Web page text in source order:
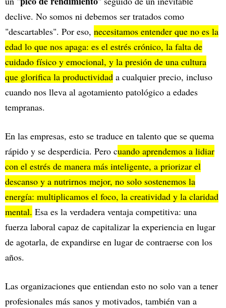
declive. No somos ni debemos ser tratados como
"descartables". Por eso, necesitamos entender que no es la
edad lo que nos apaga: es el estrés crónico, la falta de
cuidado físico y emocional, y la presión de una cultura
que glorifica la productividad a cualquier precio, incluso
cuando nos lleva al agotamiento patológico a edades
tempranas.
En las empresas, esto se traduce en talento que se quema
rápido y se desperdicia. Pero cuando aprendemos a lidiar
con el estrés de manera más inteligente, a priorizar el
descanso y a nutrirnos mejor, no solo sostenemos la
energía: multiplicamos el foco, la creatividad y la claridad
mental. Esa es la verdadera ventaja competitiva: una
fuerza laboral capaz de capitalizar la experiencia en lugar
de agotarla, de expandirse en lugar de contraerse con los
años.
Las organizaciones que entiendan esto no solo van a tener
profesionales más sanos y motivados, también van a